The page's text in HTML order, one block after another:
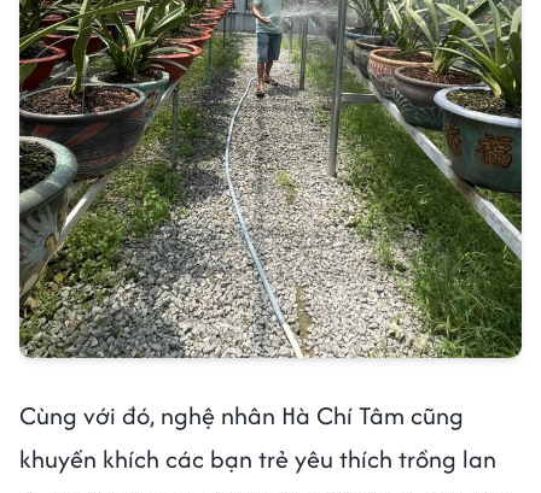
Cùng với đó, nghệ nhân Hà Chí Tâm cũng
khuyến khích các bạn trẻ yêu thích trồng lan